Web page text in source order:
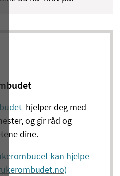
hjelper deg med
og gir råd og
dine.
kan hjelpe